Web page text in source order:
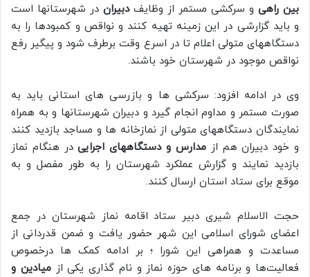
بین راهی و سرکشی مستمر از وظایفدبیران در شهرستانها است
و باید گزارشی در این زمینه تهیه کنند و نواقص و کمبودها را به
دستگاههای متولی اعلام تا در اسرع وقت برطرف شود و پیگیر رفع
نواقص موجود در شهرستان خود باشند.
وی در ادامه افزود: سرکشی ها و بازرسی های استانی باید به
صورت مستمر و مداوم انجام گیرد و دبیران شهرستانها و به همراه
نمایندگان دستگاههای متولی از نمازخانه ها و مساجد بازدید کنند
و خود دبیران هم از مدارس و دستگاههای اجراییدر هنگام نماز
بازدید نمایند و گزارش عملکرد شهرستان را به طور مفصل و به
موقع برای ستاد استان ارسال کنند.
حجت الاسلام شیری دبیر ستاد اقامه نماز شهرستان در جمع
اعضای شورای اسلامی این شهر حضور یافت و ضمن قدردانی از
مساعدت و همراهی این شورا ؛ بر ادامه کمک ها درخصوص
فعالیت‌ها و برنامه های حوزه نماز و نام گذاری یکی ازمیادین و